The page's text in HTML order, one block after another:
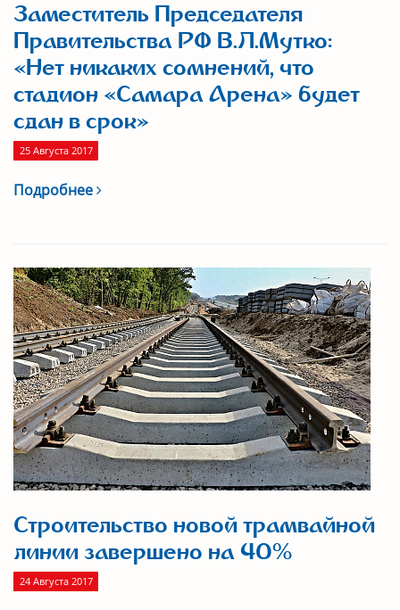
Заместитель Председателя
Правительства РФ В.Л.Мутко:
«Нет никаких сомнений, что
стадион «Самара Арена» будет
сдан в срок»
25 Августа 2017
Подробнее
Строительство новой трамвайной
линии завершено на 40%
24 Августа 2017